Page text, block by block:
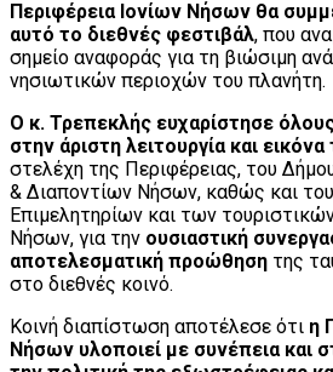
Περιφέρεια Ιονίων Νήσων θα
αυτό το διεθνές φεστιβάλ, που
σημείο αναφοράς για τη βιώσιμη
νησιωτικών περιοχών του πλανήτη.
Ο κ. Τρεπεκλής ευχαρίστησε
στην άριστη λειτουργία και
στελέχη της Περιφέρειας, του
& Διαποντίων Νήσων, καθώς και
Επιμελητηρίων και των
Νήσων, για την ουσιαστική
αποτελεσματική προώθηση της
στο διεθνές κοινό.
Κοινή διαπίστωση αποτέλεσε ότι η
Νήσων υλοποιεί με συνέπεια και